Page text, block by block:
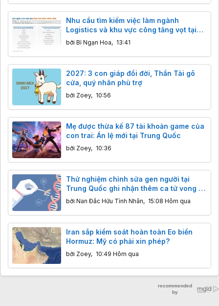
Nhu cầu tìm kiếm việc làm ngành
Logistics và khu vực công tăng vọt tại
Việt Nam
bởi Bỉ Ngạn Hoa, 13:41
2027: 3 con giáp đổi đời, Thần Tài gõ
cửa, quý nhân phù trợ
bởi Zoey, 10:56
Mẹ được thừa kế 87 tài khoản game của
con trai: Án lệ mới tại Trung Quốc
bởi Zoey, 10:36
Thử nghiệm chỉnh sửa gen người tại
Trung Quốc ghi nhận thêm ca tử vong ở
trẻ em trong vòng 2 tuần
bởi Nan Đắc Hữu Tình Nhân, 15:08 Hôm qua
Iran sắp kiểm soát hoàn toàn Eo biển
Hormuz: Mỹ có phải xin phép?
bởi Zoey, 10:49 Hôm qua